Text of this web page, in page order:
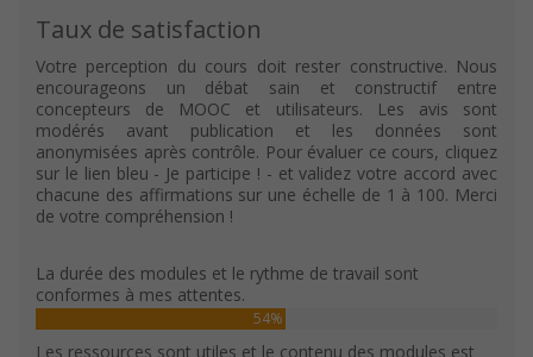
Taux de satisfaction
Votre perception du cours doit rester constructive. Nous
encourageons un débat sain et constructif entre
concepteurs de MOOC et utilisateurs. Les avis sont
modérés avant publication et les données sont
anonymisées après contrôle. Pour évaluer ce cours, cliquez
sur le lien bleu - Je participe ! - et validez votre accord avec
chacune des affirmations sur une échelle de 1 à 100. Merci
de votre compréhension !
La durée des modules et le rythme de travail sont
conformes à mes attentes.
54%
Les ressources sont utiles et le contenu des modules est